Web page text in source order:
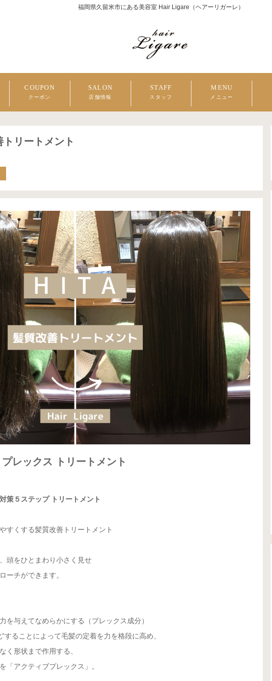
福岡県久留米市にある美容室 Hair Ligare（ヘアーリガーレ）
COUPON
クーポン
SALON
店舗情報
STAFF
スタッフ
MENU
メニュー
リートメント
レックス トリートメント
策５ステップ トリートメント
すくする髪質改善トリートメント
頭をひとまわり小さく見せ
ーチができます。
を与えてなめらかにする（プレックス成分）
することによって毛髪の定着を力を格段に高め、
く形状まで作用する、
「アクティブプレックス」。